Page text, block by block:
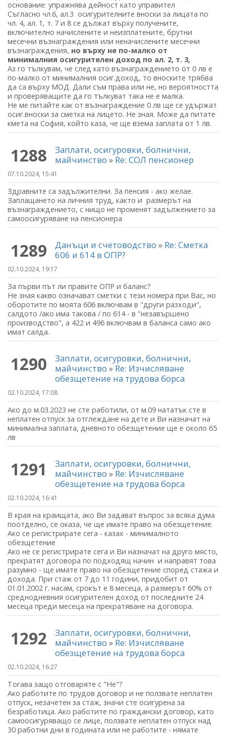
основание: упражнява дейност като управител
Съгласно чл.6, ал.3 осигурителните вноски за лицата по
чл. 4, ал. 1, т. 7 и 8 се дължат върху получените,
включително начислените и неизплатените, брутни
месечни възнаграждения или неначислените месечни
възнаграждения, но върху не по-малко от
минималния осигурителен доход по ал. 2, т. 3,
Аз го тълкувам, че след като възнаграждението от 0 лв е
по-малко от минималния осиг.доход, то вноските трябва
да са върху МОД. Дали съм права или не, но вероятността
и проверяващите да го тълкуват така не е малка.
Не ме питайте как от възнаграждение 0 лв ще се удържат
осиг.вноски за сметка на лицето. Не зная. Може да питате
кмета на София, който каза, че ще взема заплата от 1 лв.
1288
Заплати, осигуровки, болнични,
майчинство» Re: СОЛ пенсионер
07.10.2024, 15:41
Здравните са задължителни. За пенсия - ако желае.
Заплащането на личния труд, както и размерът на
възнаграждението, с нищо не променят задължението за
самоосигуряване на пенсионера
1289 Данъци и счетоводство » Re: Сметка
606 и 614 в ОПР?
02.10.2024, 19:17
За първи път ли правите ОПР и баланс?
Не зная какво означават сметки с тези номера при Вас, но
оборотите по моята 606 включвам в "други разходи",
салдото /ако има такова / по 614 - в "незавършено
производство", а 422 и 496 включвам в баланса само ако
имат салда.
1290
Заплати, осигуровки, болнични,
майчинство» Re: Изчисляване
обезщетение на трудова борса
02.10.2024, 17:08
Ако до м.03.2023 не сте работили, от м.09 нататък сте в
неплатен отпуск за отглеждане на дете и Ви назначат на
минимална заплата, дневното обезщетение ще е около 65
лв
1291
Заплати, осигуровки, болнични,
майчинство» Re: Изчисляване
обезщетение на трудова борса
02.10.2024, 16:41
В края на краищата, ако Ви задават въпрос за всяка дума
поотделно, се оказа, че ще имате право на обезщетение.
Ако се регистрирате сега - казах - минималното
обезщетение
Ако не се регистрирате сега и Ви назначат на друго място,
прекратят договора по подходящ начин и направят това
разумно - ще имате право на обезщетение според стажа и
дохода. При стаж от 7 до 11 години, придобит от
01.01.2002 г. насам, срокът е 8 месеца, а размерът 60% от
среднодневния осигурителен доход от последните 24
месеца преди месеца на прекратяване на договора.
1292
Заплати, осигуровки, болнични,
майчинство» Re: Изчисляване
обезщетение на трудова борса
02.10.2024, 16:27
Тогава защо отговаряте с "Не"?
Ако работите по трудов договор и не ползвате неплатен
отпуск, незачетен за стаж, значи сте осигурена за
безработица. Ако работите по граждански договор, като
самоосигуряващо се лице, ползвате неплатен отпуск над
30 работни дни в годината или не работите - нямате